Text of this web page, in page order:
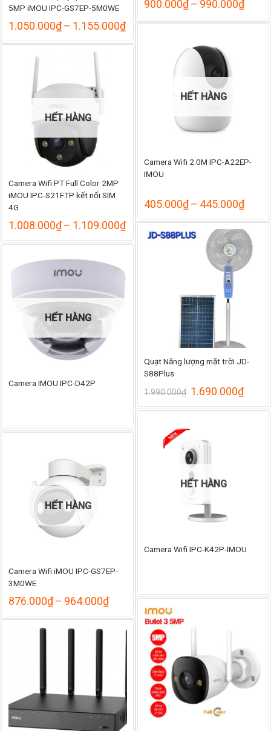
900.000₫– 990.000₫
từ
5MP iMOU IPC-GS7EP-5M0WE
1.050.000₫– 1.155.000₫Khoảng
từ
1.050.000₫
1.155.000₫
HẾT HÀNG
Camera Wifi 2.0M IPC-A22EP-
IMOU
405.000₫– 445.000₫
từ
đến
HẾT HÀNG
Camera Wifi PT Full Color 2MP
iMOU IPC-S21FTP kết nối SIM
4G
1.008.000₫– 1.109.000₫Khoảng
từ
Quạt Năng lượng mặt trời JD-
S88Plus
1.990.000₫ Giá
là:
1.690.000₫Giá
tại
HẾT HÀNG
Camera IMOU IPC-D42P
HẾT HÀNG
Camera Wifi IPC-K42P-IMOU
HẾT HÀNG
Camera Wifi iMOU IPC-GS7EP-
3M0WE
876.000₫– 964.000₫Khoảng
từ
876.000₫
đến
964.000₫